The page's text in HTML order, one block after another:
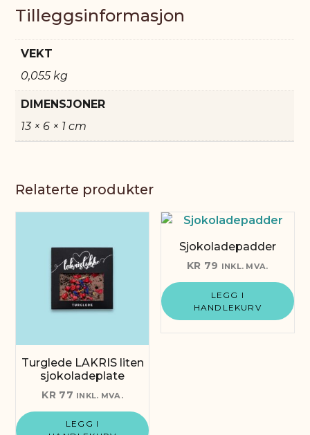
Tilleggsinformasjon
VEKT
0,055 kg
DIMENSJONER
13 × 6 × 1 cm
Relaterte produkter
Turglede LAKRIS liten
sjokoladeplate
KR77 INKL. MVA.
LEGG I
Sjokoladepadder
KR 79 INKL. MVA.
LEGG I
HANDLEKURV